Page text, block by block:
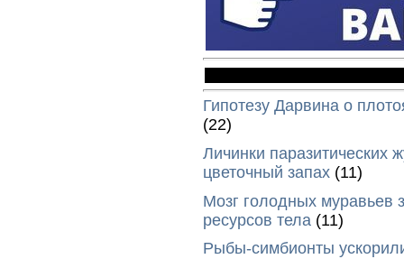
Гипотезу Дарвина о
(22)
Личинки паразитических
цветочный запах (11)
Мозг голодных муравьев
ресурсов тела (11)
Рыбы-симбионты